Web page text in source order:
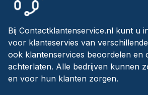
Bij Contactklantenservice.nl kunt u
voor klanteservies van
ook klantenservices beoordelen en
achterlaten. Alle bedrijven kunnen
en voor hun klanten zorgen.